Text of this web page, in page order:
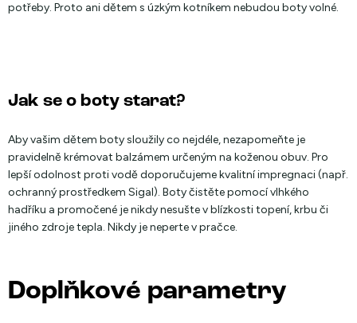
potřeby. Proto ani dětem s úzkým kotníkem nebudou boty volné.
Jak se o boty starat?
Aby vašim dětem boty sloužily co nejdéle, nezapomeňte je
pravidelně krémovat balzámem určeným na koženou obuv. Pro
lepší odolnost proti vodě doporučujeme kvalitní impregnaci (např.
ochranný prostředkem Sigal). Boty čistěte pomocí vlhkého
hadříku a promočené je nikdy nesušte v blízkosti topení, krbu či
jiného zdroje tepla. Nikdy je neperte v pračce.
Doplňkové parametry